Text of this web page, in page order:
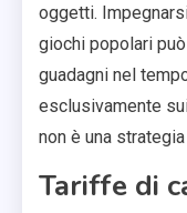
oggetti.
giochi popolari
guadagni nel
esclusivamente
non è una
Tariffe di